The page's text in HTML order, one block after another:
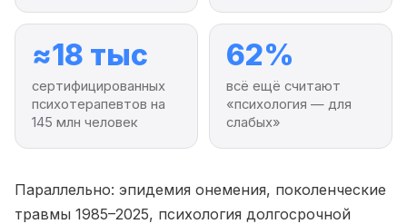
≈18 тыс
сертифицированных
психотерапевтов на
145 млн человек
62%
всё ещё считают
«психология — для
слабых»
Параллельно: эпидемия онемения, поколенческие
травмы 1985–2025, психология долгосрочной